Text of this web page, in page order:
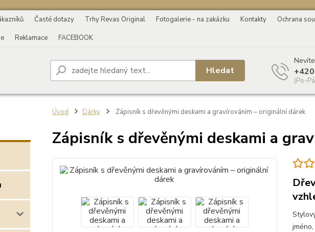
Časté dotazy Trhy Revas Original Fotogalerie - na zakázku Kontakty
Ochrana
Reklamace FACEBOOK
Hledat
(Po-
Úvod Dárky Zápisník s dřevěnými deskami a gravírováním – originální dárek
Zápisník s dřevěnými deskami a